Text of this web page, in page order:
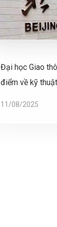
Đại học Giao
điểm về kỹ
11/08/2025